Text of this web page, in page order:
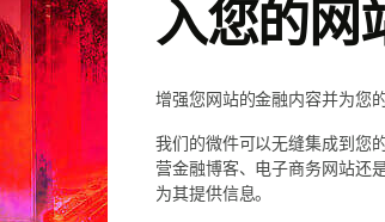
入您的网
增强您网站的金融内容并为您
我们的微件可以无缝集成到您
营金融博客、电子商务网站还
为其提供信息。